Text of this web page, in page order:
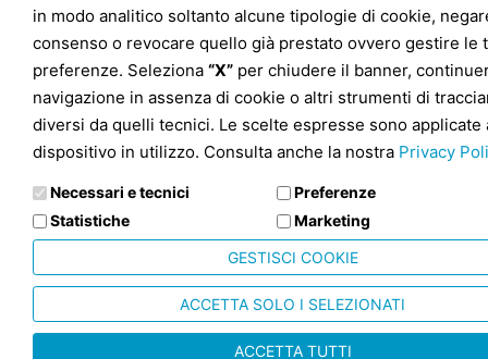
in modo analitico soltanto alcune tipologie di cookie,
consenso o revocare quello già prestato ovvero gestire le
preferenze. Seleziona “X” per chiudere il banner,
navigazione in assenza di cookie o altri strumenti di
diversi da quelli tecnici. Le scelte espresse sono applicate
dispositivo in utilizzo. Consulta anche la nostra Privacy
Necessari e tecnici
Preferenze
Statistiche
Marketing
GESTISCI COOKIE
ACCETTA SOLO I SELEZIONATI
ACCETTA TUTTI